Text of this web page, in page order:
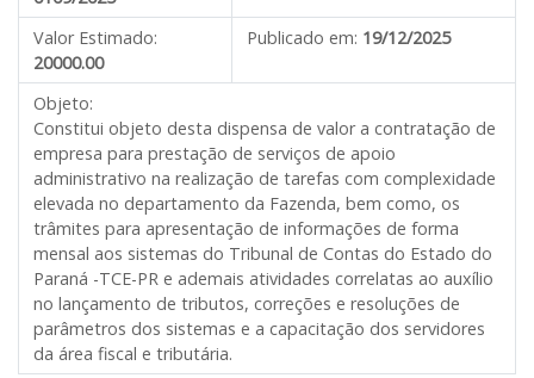
Valor Estimado:
20000.00
Publicado em: 19/12/2025
Objeto:
Constitui objeto desta dispensa de valor a contratação de
empresa para prestação de serviços de apoio
administrativo na realização de tarefas com complexidade
elevada no departamento da Fazenda, bem como, os
trâmites para apresentação de informações de forma
mensal aos sistemas do Tribunal de Contas do Estado do
Paraná -TCE-PR e ademais atividades correlatas ao auxílio
no lançamento de tributos, correções e resoluções de
parâmetros dos sistemas e a capacitação dos servidores
da área fiscal e tributária.